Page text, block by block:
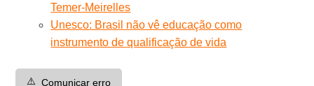
Temer-Meirelles
Unesco: Brasil não vê educação como
instrumento de qualificação de vida
⚠️ Comunicar erro